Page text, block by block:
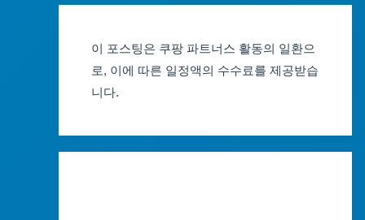
세종특별자치시
강원도
대구축제 일정
광주축제 일정
이 포스팅은 쿠팡 파트너스 활동의 일환으
로, 이에 따른 일정액의 수수료를 제공받습
니다.